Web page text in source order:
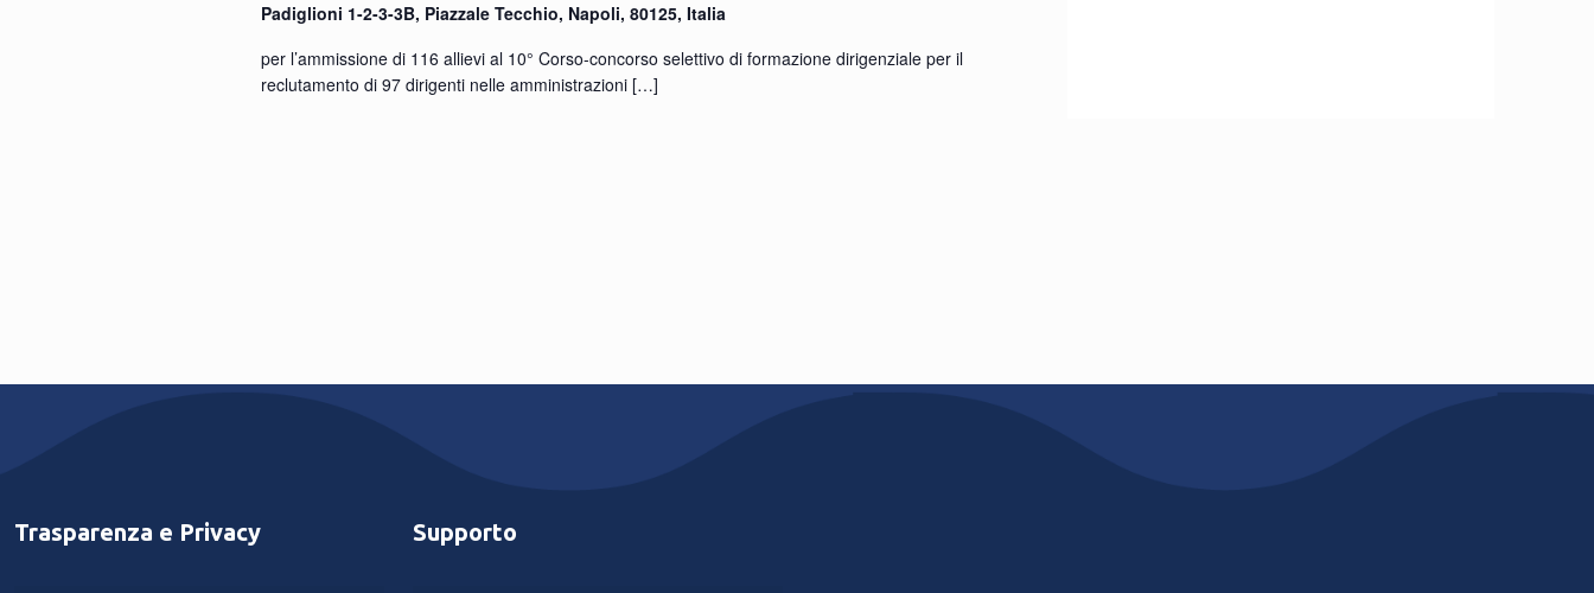
Padiglioni 1-2-3-3B, Piazzale Tecchio, Napoli, 80125, Italia
per l’ammissione di 116 allievi al 10° Corso-concorso selettivo di formazione dirigenziale per il
reclutamento di 97 dirigenti nelle amministrazioni[…]
Trasparenza e Privacy Supporto